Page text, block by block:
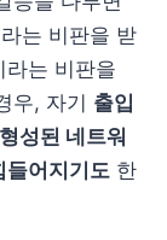
는 비판을 받
라는 비판을
우, 자기 출입
형성된 네트워
들어지기도 한